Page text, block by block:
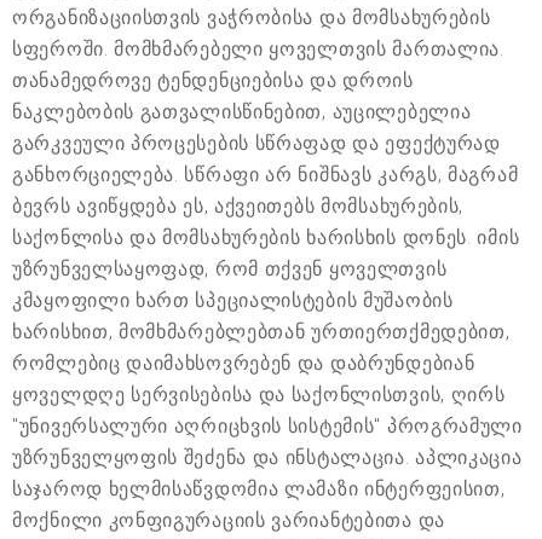
ორგანიზაციისთვის ვაჭრობისა და მომსახურების
სფეროში. მომხმარებელი ყოველთვის მართალია.
თანამედროვე ტენდენციებისა და დროის
ნაკლებობის გათვალისწინებით, აუცილებელია
გარკვეული პროცესების სწრაფად და ეფექტურად
განხორციელება. სწრაფი არ ნიშნავს კარგს, მაგრამ
ბევრს ავიწყდება ეს, აქვეითებს მომსახურების,
საქონლისა და მომსახურების ხარისხის დონეს. იმის
უზრუნველსაყოფად, რომ თქვენ ყოველთვის
კმაყოფილი ხართ სპეციალისტების მუშაობის
ხარისხით, მომხმარებლებთან ურთიერთქმედებით,
რომლებიც დაიმახსოვრებენ და დაბრუნდებიან
ყოველდღე სერვისებისა და საქონლისთვის, ღირს
"უნივერსალური აღრიცხვის სისტემის" პროგრამული
უზრუნველყოფის შეძენა და ინსტალაცია. აპლიკაცია
საჯაროდ ხელმისაწვდომია ლამაზი ინტერფეისით,
მოქნილი კონფიგურაციის ვარიანტებითა და